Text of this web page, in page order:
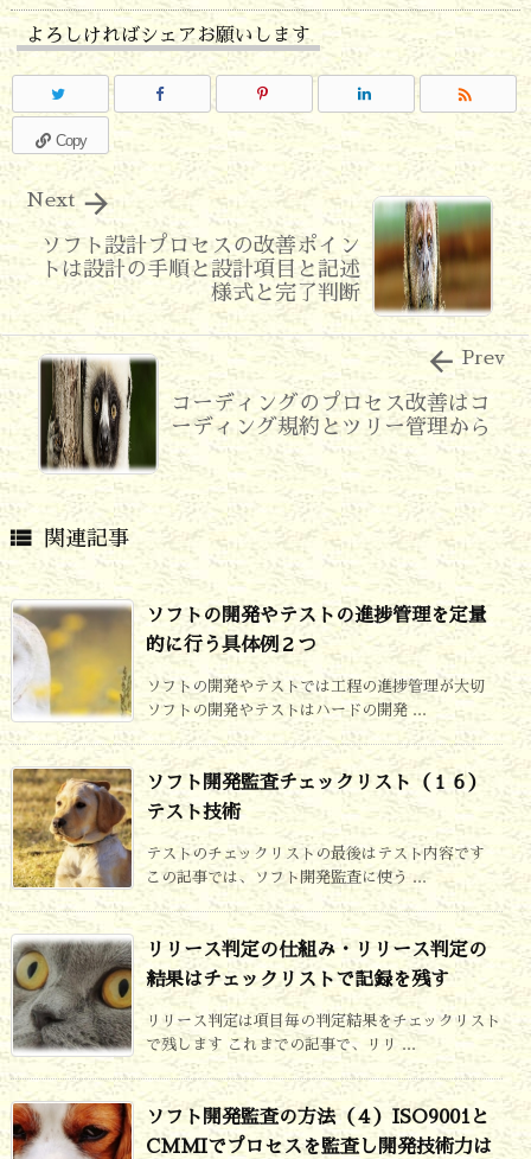
よろしければシェアお願いします

Copy
ソフト設計プロセスの改善ポイン
トは設計の手順と設計項目と記述
様式と完了判断

Next
コーディングのプロセス改善はコ
ーディング規約とツリー管理から
 Prev
 関連記事
ソフトの開発やテストの進捗管理を定量
的に行う具体例２つ
ソフトの開発やテストでは工程の進捗管理が大切
ソフトの開発やテストはハードの開発 ...
ソフト開発監査チェックリスト（１６）
テスト技術
テストのチェックリストの最後はテスト内容です
この記事では、ソフト開発監査に使う ...
リリース判定の仕組み・リリース判定の
結果はチェックリストで記録を残す
リリース判定は項目毎の判定結果をチェックリスト
で残します これまでの記事で、リリ ...
ソフト開発監査の方法（４）ISO9001と
CMMIでプロセスを監査し開発技術力は